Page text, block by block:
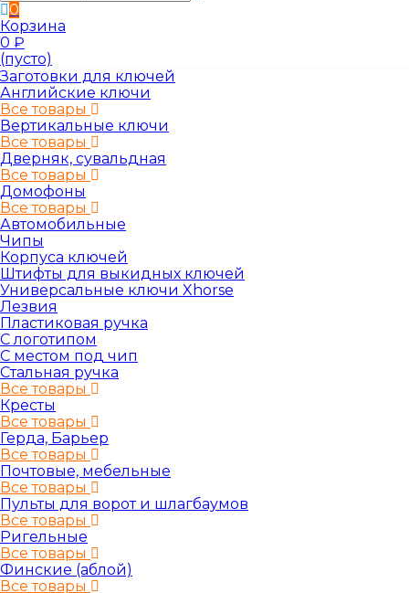
0
Корзина
0 ₽
(пусто)
Заготовки для ключей
Английские ключи
Все товары
Вертикальные ключи
Все товары
Дверняк, сувальдная
Все товары
Домофоны
Все товары
Автомобильные
Чипы
Корпуса ключей
Штифты для выкидных ключей
Универсальные ключи Xhorse
Лезвия
Пластиковая ручка
С логотипом
С местом под чип
Стальная ручка
Все товары
Кресты
Все товары
Герда, Барьер
Все товары
Почтовые, мебельные
Все товары
Пульты для ворот и шлагбаумов
Все товары
Ригельные
Все товары
Финские (аблой)
Все товары